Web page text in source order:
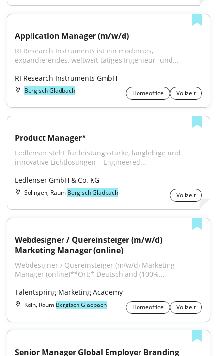
Application Manager (m/w/d)
RI Research Instruments ist ein modernes,
expandierendes, weltweit tätiges Ingenieur- und...
RI Research Instruments GmbH
Bergisch Gladbach Homeoffice Vollzeit
Product Manager*
Ledlenser steht für leistungsstarke, langlebige und
innovative Lichtlösungen – Engineered...
Ledlenser GmbH & Co. KG
Solingen, Raum Bergisch Gladbach Vollzeit
Webdesigner / Quereinsteiger (m/w/d)
Marketing Manager (online)
Webdesigner / Quereinsteiger (m/w/d) Marketing
Manager (online)**Ort:* Deutschland (100%...
Talentspring Marketing Academy
Köln, Raum Bergisch Gladbach Homeoffice Vollzeit
Senior Manager Global Employer Branding